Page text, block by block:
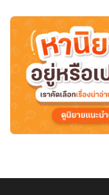
รอด